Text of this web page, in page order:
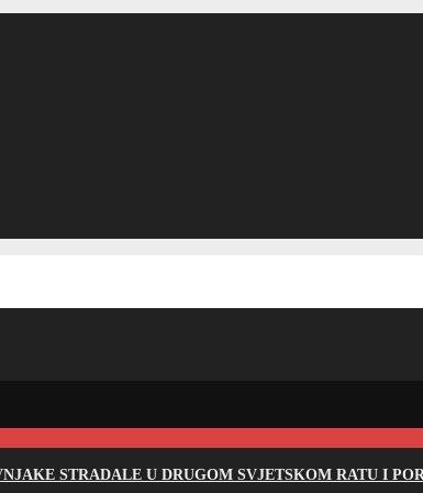
STRADALE U DRUGOM SVJETSKOM RATU I